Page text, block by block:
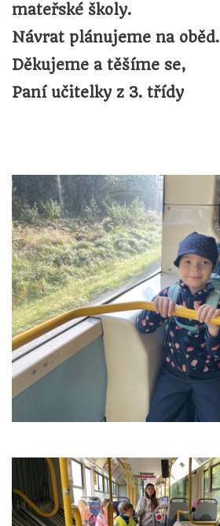
mateřské školy.
Návrat plánujeme na oběd.
Děkujeme a těšíme se,
Paní učitelky z 3. třídy